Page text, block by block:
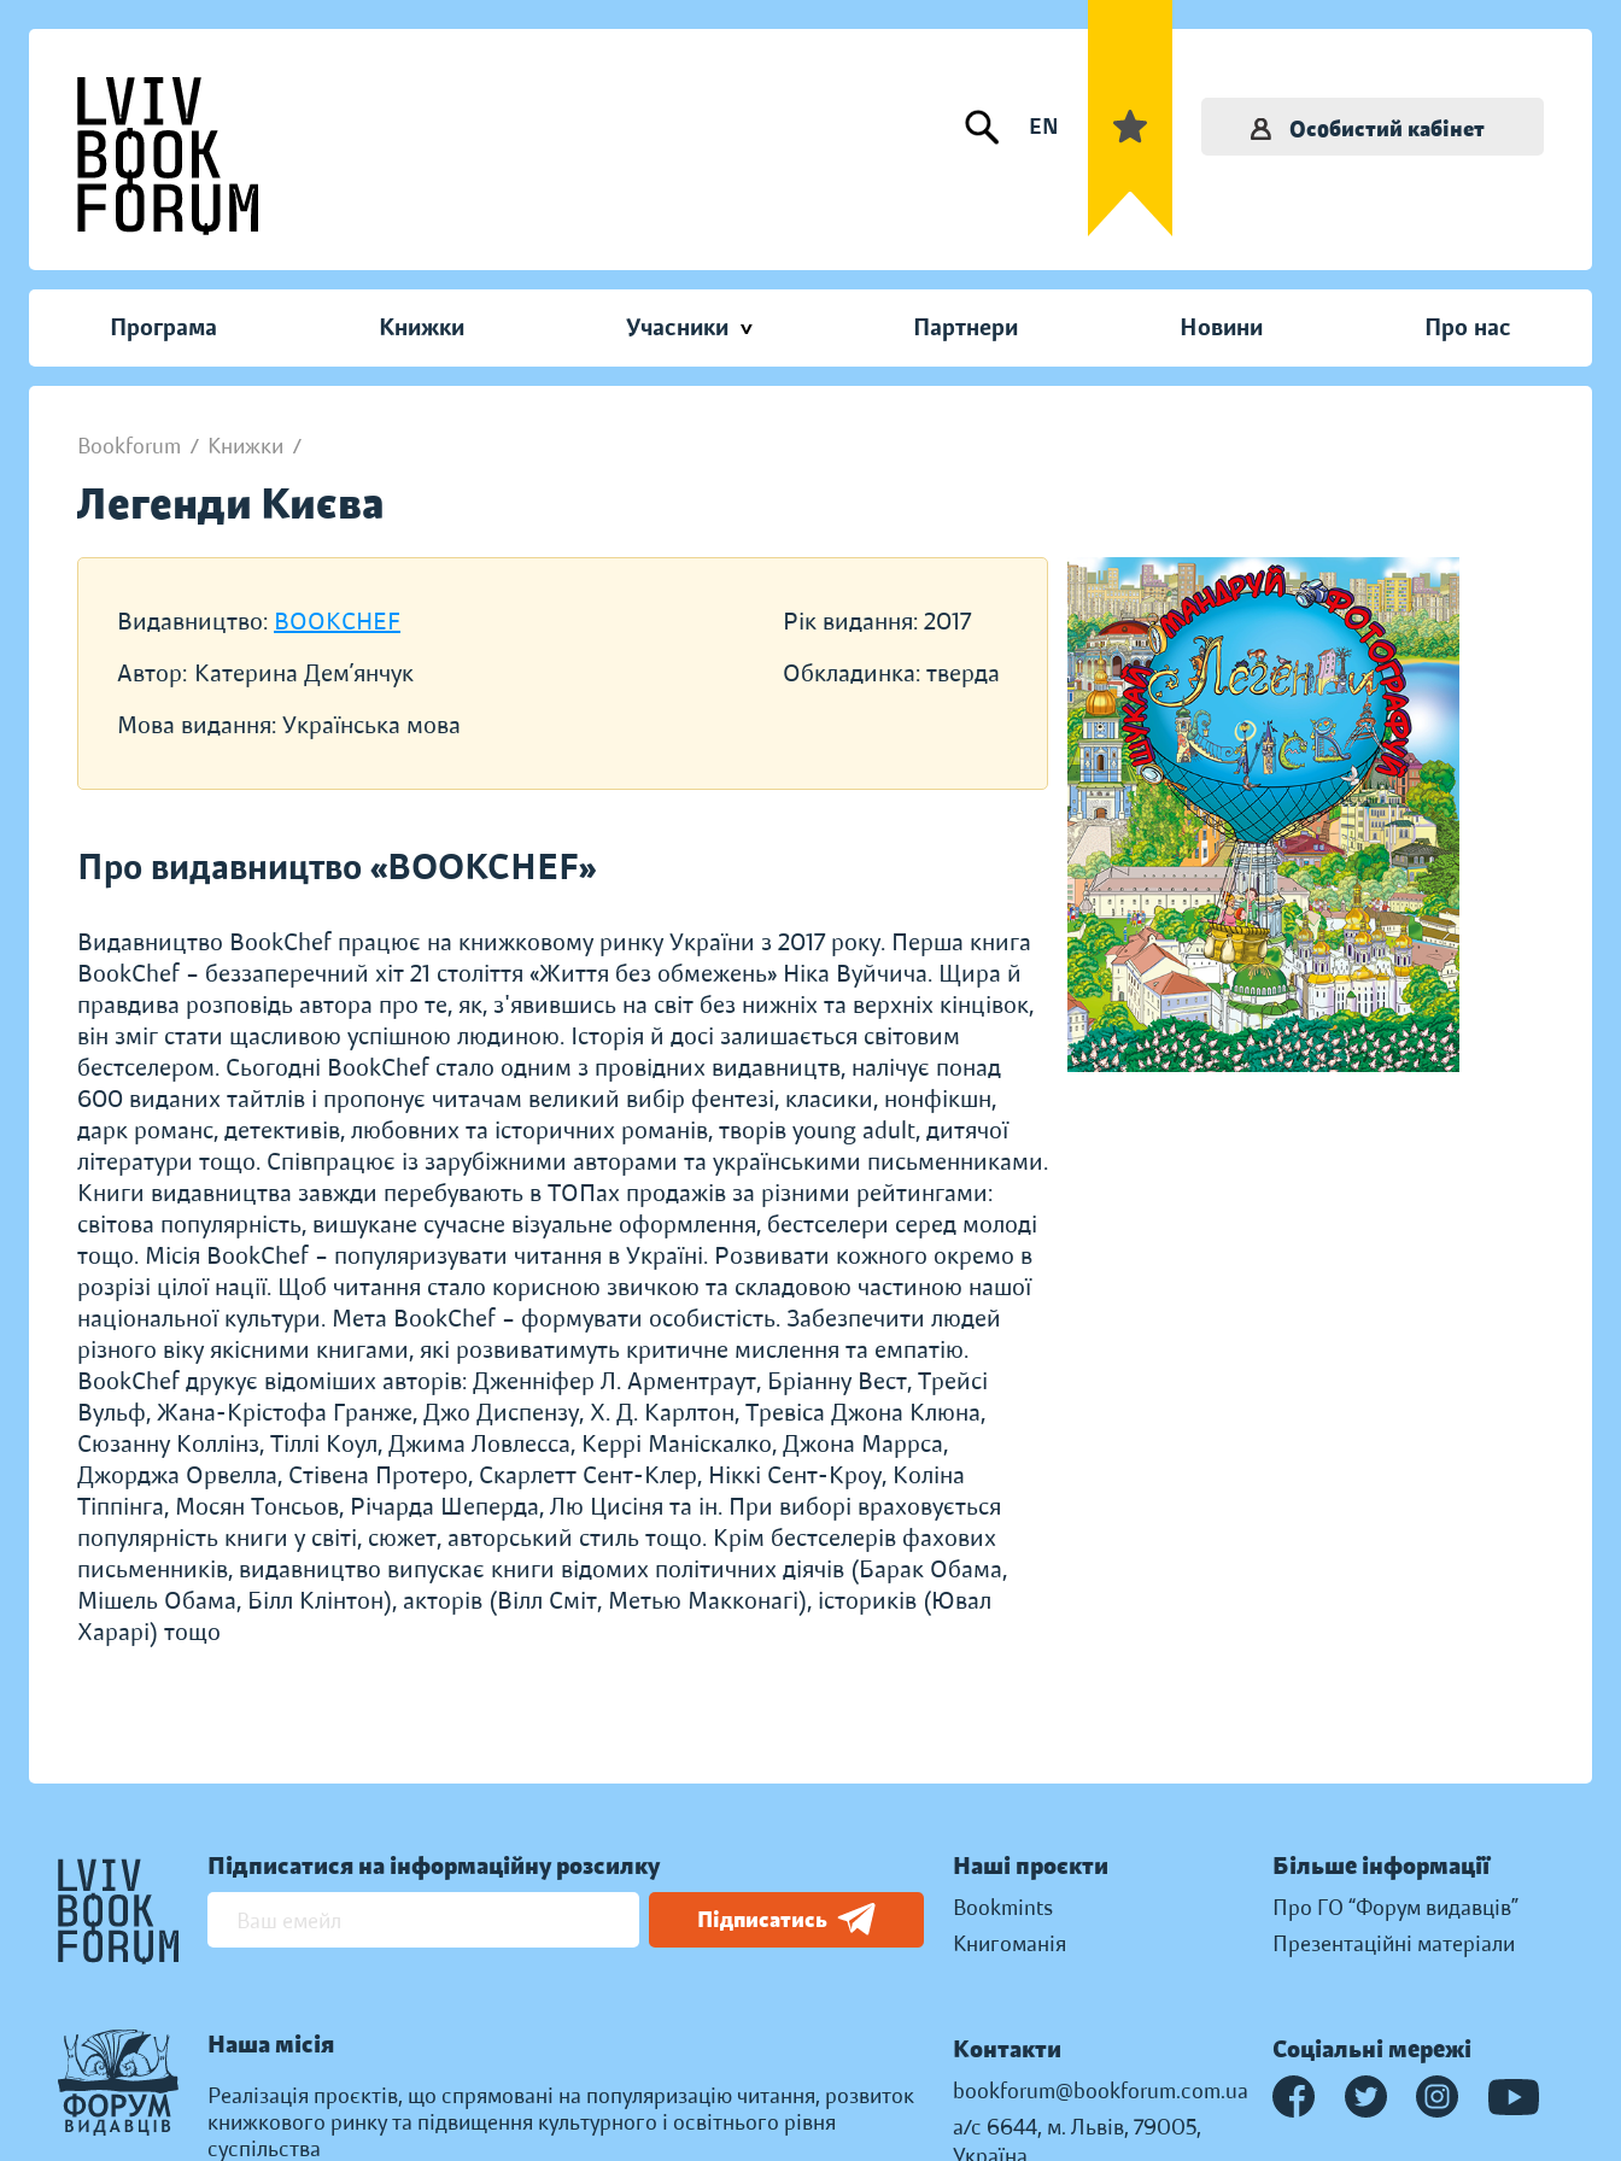
EN Особистий кабінет
Програма Книжки Учасники Партнери Новини Про нас
Bookforum / Книжки /
Легенди Києва
Видавництво: BOOKCHEF
Автор: Катерина Дем’янчук
Мова видання: Українська мова
Рік видання: 2017
Обкладинка: тверда
Про видавництво «BOOKCHEF»
Видавництво BookChef працює на книжковому ринку України з 2017 року. Перша книга
BookChef – беззаперечний хіт 21 століття «Життя без обмежень» Ніка Вуйчича. Щира й
правдива розповідь автора про те, як, з'явившись на світ без нижніх та верхніх кінцівок,
він зміг стати щасливою успішною людиною. Історія й досі залишається світовим
бестселером. Сьогодні BookChef стало одним з провідних видавництв, налічує понад
600 виданих тайтлів і пропонує читачам великий вибір фентезі, класики, нонфікшн,
дарк романс, детективів, любовних та історичних романів, творів young adult, дитячої
літератури тощо. Співпрацює із зарубіжними авторами та українськими письменниками.
Книги видавництва завжди перебувають в ТОПах продажів за різними рейтингами:
світова популярність, вишукане сучасне візуальне оформлення, бестселери серед молоді
тощо. Місія BookChef – популяризувати читання в Україні. Розвивати кожного окремо в
розрізі цілої нації. Щоб читання стало корисною звичкою та складовою частиною нашої
національної культури. Мета BookChef – формувати особистість. Забезпечити людей
різного віку якісними книгами, які розвиватимуть критичне мислення та емпатію.
BookChef друкує відоміших авторів: Дженніфер Л. Арментраут, Бріанну Вест, Трейсі
Вульф, Жана-Крістофа Гранже, Джо Диспензу, Х. Д. Карлтон, Тревіса Джона Клюна,
Сюзанну Коллінз, Тіллі Коул, Джима Ловлесса, Керрі Маніскалко, Джона Маррса,
Джорджа Орвелла, Стівена Протеро, Скарлетт Сент-Клер, Ніккі Сент-Кроу, Коліна
Тіппінга, Мосян Тонсьов, Річарда Шеперда, Лю Цисіня та ін. При виборі враховується
популярність книги у світі, сюжет, авторський стиль тощо. Крім бестселерів фахових
письменників, видавництво випускає книги відомих політичних діячів (Барак Обама,
Мішель Обама, Білл Клінтон), акторів (Вілл Сміт, Метью Макконагі), істориків (Ювал
Харарі) тощо
Підписатися на інформаційну розсилку
Підписатись
Наша місія
Реалізація проєктів, що спрямовані на популяризацію читання, розвиток
книжкового ринку та підвищення культурного і освітнього рівня
суспільства
Наші проєкти
Bookmints
Книгоманія
Більше інформації
Про ГО “Форум видавців”
Презентаційні матеріали
Контакти
bookforum@bookforum.com.ua
а/с 6644, м. Львів, 79005,
Соціальні мережі